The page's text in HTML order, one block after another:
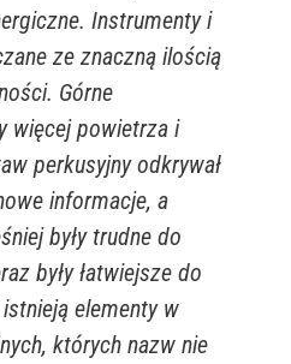
Instrumenty i
ze znaczną ilością
Górne
więcej powietrza i
perkusyjny odkrywał
informacje, a
były trudne do
były łatwiejsze do
elementy w
których nazw nie